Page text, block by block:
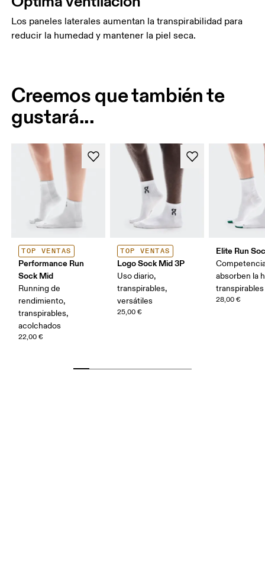
Los paneles laterales aumentan la transpirabilidad para
reducir la humedad y mantener la piel seca.
Creemos que también te
gustará...
TOP VENTAS
Performance Run
Sock Mid
Running de
rendimiento,
transpirables,
acolchados
22,00 €
TOP VENTAS
Logo Sock Mid 3P
Uso diario,
transpirables,
versátiles
25,00 €
Elite Run
absorben la
transpirables
28,00 €